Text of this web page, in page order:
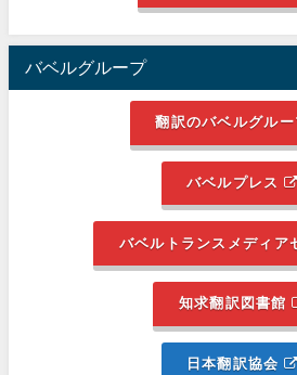
バベルグループ
翻訳のバベルグルー
バベルプレス
バベルトランスメディア
知求翻訳図書館
日本翻訳協会